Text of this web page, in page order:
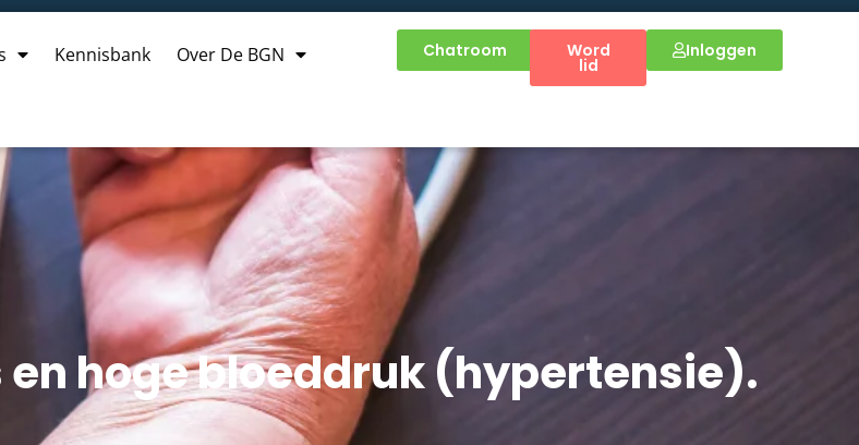
Kennisbank Over De BGN Chatroom Word
lid
Inloggen
hoge bloeddruk (hypertensie).